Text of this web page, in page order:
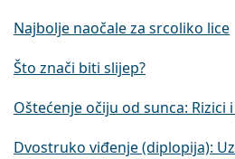
Najbolje naočale za srcoliko lice
Što znači biti slijep?
Oštećenje očiju od sunca: Rizici
Dvostruko viđenje (diplopija):